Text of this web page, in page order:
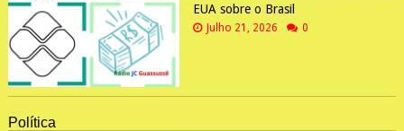
EUA sobre o Brasil
Julho 21, 2026 0
Política